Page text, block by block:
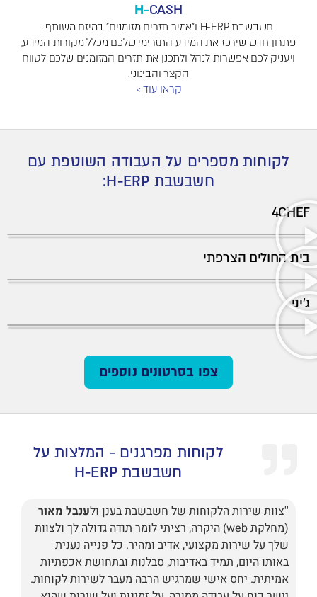
H-CASH
חשבשבת H-ERP ו"אמיר תזרים מזומנים" במיזם משותף:
פתרון חדש שירכז את המידע התזרימי שלכם מכלל מקורות המידע,
ויעניק לכם אפשרות לנהל ולתכנן את תזרים המזומנים שלכם לטווח
הקצר והבינוני.
קראו עוד >
לקוחות מספרים על העבודה השוטפת עם
חשבשבת H-ERP:
4CHEF
בית החולים הצרפתי
ג'יני
צפו בסרטונים נוספים
לקוחות מפרגנים - המלצות על
חשבשבת H-ERP